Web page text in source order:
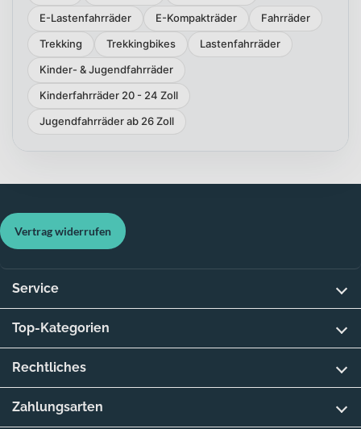
E-Lastenfahrräder
E-Kompakträder
Fahrräder
Trekking
Trekkingbikes
Lastenfahrräder
Kinder- & Jugendfahrräder
Kinderfahrräder 20 - 24 Zoll
Jugendfahrräder ab 26 Zoll
Vertrag widerrufen
Service
Top-Kategorien
Rechtliches
Zahlungsarten